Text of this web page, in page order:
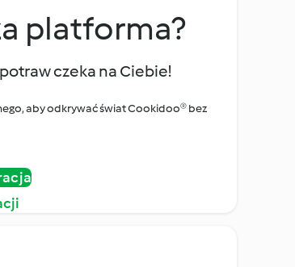
platforma?
czeka na Ciebie!
aby odkrywać świat Cookidoo® bez